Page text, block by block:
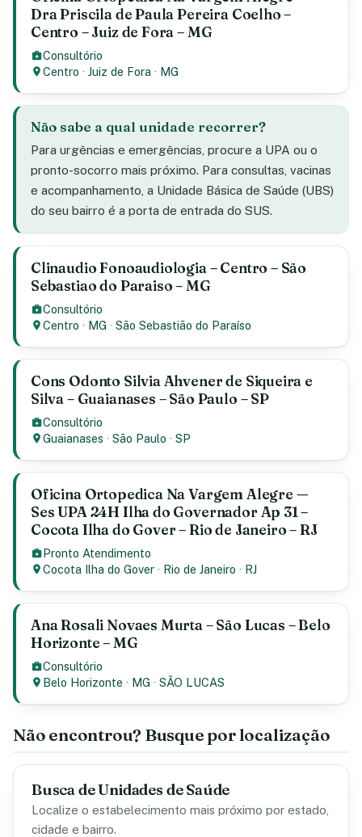
Dra Priscila de Paula Pereira Coelho –
Centro – Juiz de Fora – MG
Consultório
Centro ·Juiz de Fora · MG
Não sabe a qual unidade recorrer?
Para urgências e emergências, procure a UPA ou o
pronto-socorro mais próximo. Para consultas, vacinas
e acompanhamento, a Unidade Básica de Saúde (UBS)
do seu bairro é a porta de entrada do SUS.
Clinaudio Fonoaudiologia – Centro – São
Sebastiao do Paraiso – MG
Consultório
Centro · MG ·São Sebastião do Paraíso
Cons Odonto Silvia Ahvener de Siqueira e
Silva – Guaianases – São Paulo – SP
Consultório
Guaianases ·São Paulo ·SP
Oficina Ortopedica Na Vargem Alegre —
Ses UPA 24H Ilha do Governador Ap 31 –
Cocota Ilha do Gover – Rio de Janeiro – RJ
Pronto Atendimento
Cocota Ilha do Gover · Rio de Janeiro · RJ
Ana Rosali Novaes Murta – São Lucas – Belo
Horizonte – MG
Consultório
Belo Horizonte · MG ·SÃO LUCAS
Não encontrou? Busque por localização
Busca de Unidades de Saúde
Localize o estabelecimento mais próximo por estado,
cidade e bairro.